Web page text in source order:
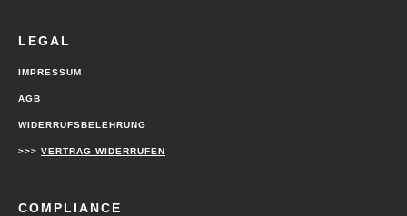
LEGAL
IMPRESSUM
AGB
WIDERRUFSBELEHRUNG
>>> VERTRAG WIDERRUFEN
COMPLIANCE